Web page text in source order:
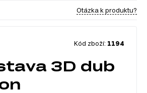
Otázka k produktu?
Kód zboží: 1194
3D dub